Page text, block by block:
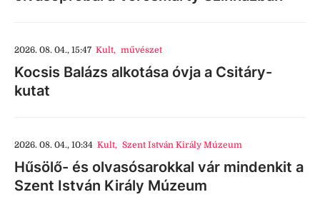
2026. 08. 04., 15:47 Kult, művészet
Kocsis Balázs alkotása óvja a Csitáry-
kutat
2026. 08. 04., 10:34 Kult, Szent István Király Múzeum
Hűsölő- és olvasósarokkal vár mindenkit a
Szent István Király Múzeum